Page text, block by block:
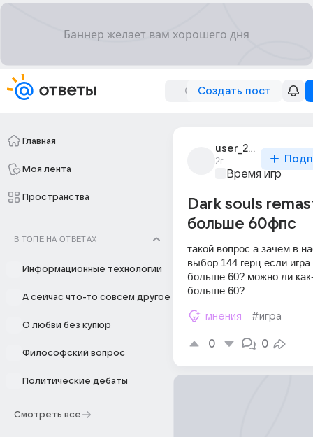
Создать пост
Главная
Моя лента
Пространства
В ТОПЕ НА ОТВЕТАХ
Информационные технологии
А сейчас что-то совсем другое
О любви без купюр
Философский вопрос
Политические дебаты
Смотреть все
user_283306594
2г
Время игр
Dark souls
больше 60фпс
такой вопрос а зачем в
выбор 144 герц если
больше 60? можно ли
больше 60?
мнения #игра
0 0